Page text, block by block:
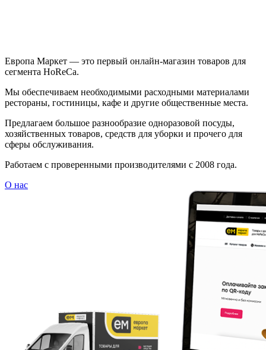
Европа Маркет — это первый онлайн-магазин товаров для
сегмента HoReCa.
Мы обеспечиваем необходимыми расходными материалами
рестораны, гостиницы, кафе и другие общественные места.
Предлагаем большое разнообразие одноразовой посуды,
хозяйственных товаров, средств для уборки и прочего для
сферы обслуживания.
Работаем с проверенными производителями с 2008 года.
О нас